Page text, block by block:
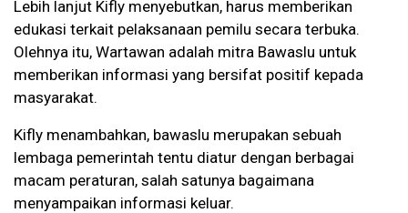
Lebih lanjut Kifly menyebutkan, harus memberikan
edukasi terkait pelaksanaan pemilu secara terbuka.
Olehnya itu, Wartawan adalah mitra Bawaslu untuk
memberikan informasi yang bersifat positif kepada
masyarakat.
Kifly menambahkan, bawaslu merupakan sebuah
lembaga pemerintah tentu diatur dengan berbagai
macam peraturan, salah satunya bagaimana
menyampaikan informasi keluar.